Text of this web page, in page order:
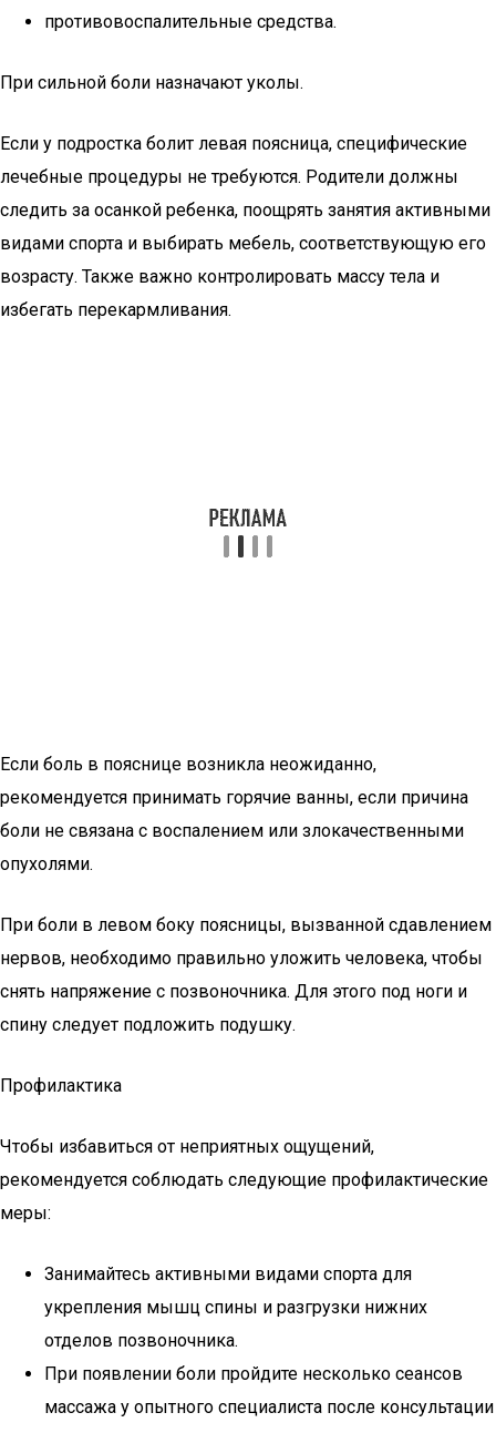
противовоспалительные средства.
При сильной боли назначают уколы.
Если у подростка болит левая поясница, специфические
лечебные процедуры не требуются. Родители должны
следить за осанкой ребенка, поощрять занятия активными
видами спорта и выбирать мебель, соответствующую его
возрасту. Также важно контролировать массу тела и
избегать перекармливания.
Если боль в пояснице возникла неожиданно,
рекомендуется принимать горячие ванны, если причина
боли не связана с воспалением или злокачественными
опухолями.
При боли в левом боку поясницы, вызванной сдавлением
нервов, необходимо правильно уложить человека, чтобы
снять напряжение с позвоночника. Для этого под ноги и
спину следует подложить подушку.
Профилактика
Чтобы избавиться от неприятных ощущений,
рекомендуется соблюдать следующие профилактические
меры:
Занимайтесь активными видами спорта для
укрепления мышц спины и разгрузки нижних
отделов позвоночника.
При появлении боли пройдите несколько сеансов
массажа у опытного специалиста после консультации